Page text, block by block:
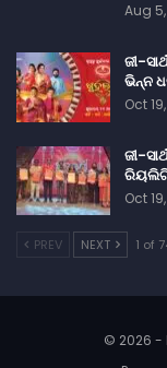
Aug
ଜୀ-
ଭିନ୍ନ
Oct
ଜୀ-
Oct
PREV NEXT 1 of
© 2026 -